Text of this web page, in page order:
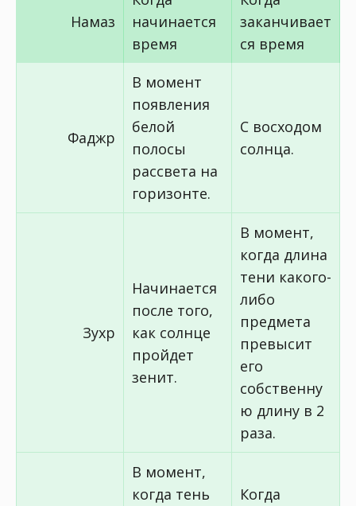
Намаз
начинается
время
заканчивает
ся время
Фаджр
В момент
появления
белой
полосы
рассвета на
горизонте.
С восходом
солнца.
Зухр
Начинается
после того,
как солнце
пройдет
зенит.
В момент,
когда длина
тени какого-
либо
предмета
превысит
его
собственну
ю длину в 2
раза.
В момент,
когда тень
Когда